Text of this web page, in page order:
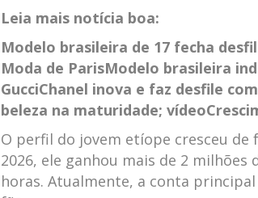
Leia mais notícia boa:
Modelo brasileira de 17 fecha
Moda de ParisModelo brasileira
GucciChanel inova e faz desfile
beleza na maturidade; vídeo
O perfil do jovem etíope cresceu de
2026, ele ganhou mais de 2 milhões
horas. Atualmente, a conta